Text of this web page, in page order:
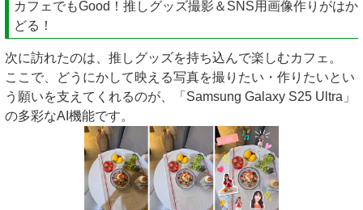
カフェでもGood！推しグッズ撮影＆SNS用画像作りがはか
どる！
次に訪れたのは、推しグッズを持ち込んで楽しむカフェ。
ここで、どうにかして映える写真を撮りたい・作りたいとい
う願いを支えてくれるのが、「Samsung Galaxy S25 Ultra」
の多彩なAI機能です。